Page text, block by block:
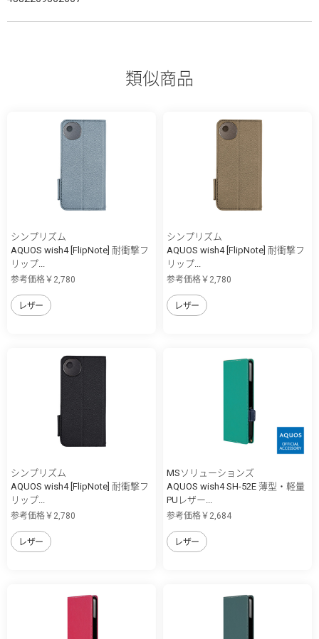
類似商品
シンプリズム
AQUOS wish4 [FlipNote] 耐衝撃フ
リップ...
参考価格￥2,780
レザー
シンプリズム
AQUOS wish4 [FlipNote] 耐衝撃フ
リップ...
参考価格￥2,780
レザー
シンプリズム
AQUOS wish4 [FlipNote] 耐衝撃フ
リップ...
参考価格￥2,780
レザー
MSソリューションズ
AQUOS wish4 SH-52E 薄型・軽量
PUレザー...
参考価格￥2,684
レザー